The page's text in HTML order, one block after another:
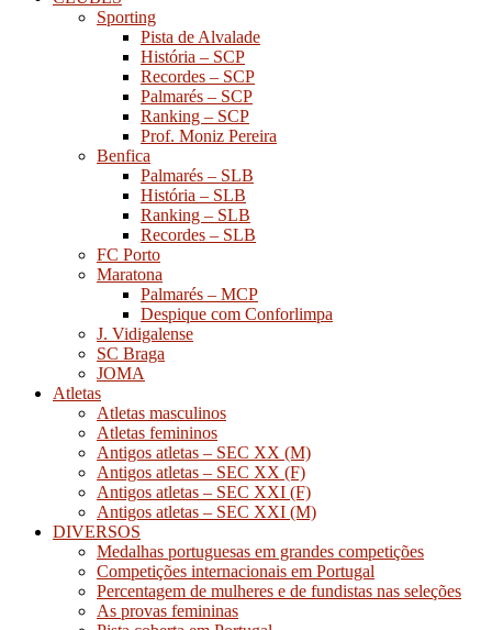
Sporting
Pista de Alvalade
História – SCP
Recordes – SCP
Palmarés – SCP
Ranking – SCP
Prof. Moniz Pereira
Benfica
Palmarés – SLB
História – SLB
Ranking – SLB
Recordes – SLB
FC Porto
Maratona
Palmarés – MCP
Despique com Conforlimpa
J. Vidigalense
SC Braga
JOMA
Atletas
Atletas masculinos
Atletas femininos
Antigos atletas – SEC XX (M)
Antigos atletas – SEC XX (F)
Antigos atletas – SEC XXI (F)
Antigos atletas – SEC XXI (M)
DIVERSOS
Medalhas portuguesas em grandes competições
Competições internacionais em Portugal
Percentagem de mulheres e de fundistas nas seleções
As provas femininas